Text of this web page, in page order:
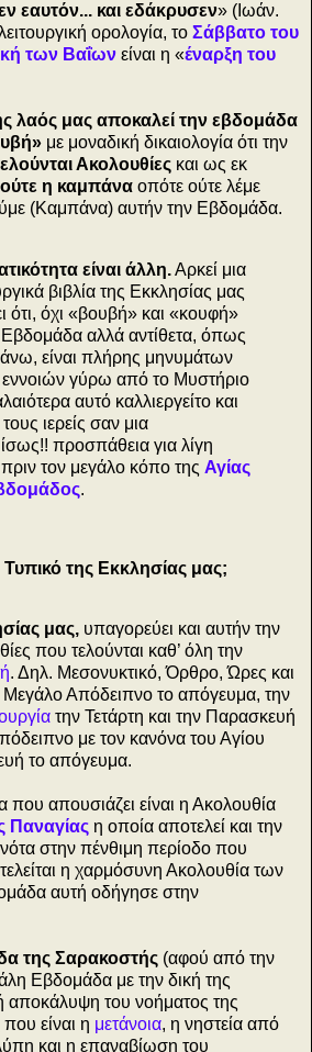
εαυτόν... και εδάκρυσεν» (Ιωάν.
ορολογία, το Σάββατο του
των Βαΐων είναι η «έναρξη του
λαός μας αποκαλεί την εβδομάδα
με μοναδική δικαιολογία ότι την
Ακολουθίες και ως εκ
ούτε η καμπάνα οπότε ούτε λέμε
(Καμπάνα) αυτήν την Εβδομάδα.
είναι άλλη.Αρκεί μια
βιβλία της Εκκλησίας μας
ότι, όχι «βουβή» και «κουφή»
Εβδομάδα αλλά αντίθετα, όπως
είναι πλήρης μηνυμάτων
εννοιών γύρω από το Μυστήριο
αυτό καλλιεργείτο και
ιερείς σαν μια
προσπάθεια για λίγη
τον μεγάλο κόπο της Αγίας
.
Τυπικό της Εκκλησίας μας;
μας, υπαγορεύει και αυτήν την
που τελούνται καθ’ όλη την
. Δηλ. Μεσονυκτικό, Όρθρο, Ώρες και
Απόδειπνο το απόγευμα, την
την Τετάρτη και την Παρασκευή
με τον κανόνα του Αγίου
το απόγευμα.
που απουσιάζει είναι η Ακολουθία
Παναγίας η οποία αποτελεί και την
στην πένθιμη περίοδο που
η χαρμόσυνη Ακολουθία των
αυτή οδήγησε στην
της Σαρακοστής (αφού από την
Εβδομάδα με την δική της
αποκάλυψη του νοήματος της
είναι η μετάνοια, η νηστεία από
και η επαναβίωση του